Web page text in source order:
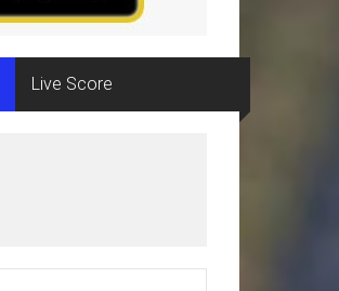
Live Score